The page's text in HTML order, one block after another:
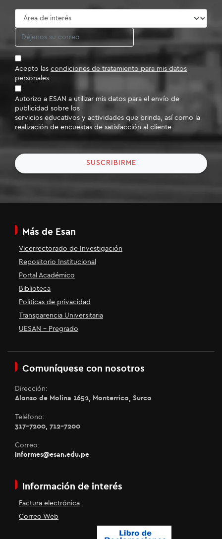
Acepto las condiciones de tratamiento para mis datos
personales
Autorizo a ESAN a utilizar mis datos para el envío de
publicidad sobre los
servicios educativos y actividades que brinda, así como la
realización de encuestas de satisfacción al cliente
SUSCRIBIRME
Más de Esan
Vicerrectorado de Investigación
Repositorio Institucional
Portal Académico
Biblioteca
Políticas de privacidad
Transparencia Universitaria
UESAN - Pregrado
Comuníquese con nosotros
Dirección:
Alonso de Molina 1652, Monterrico, Surco
Teléfono:
317-7200, 712-7200
Correo:
informes@esan.edu.pe
Información de interés
Factura electrónica
Correo Web